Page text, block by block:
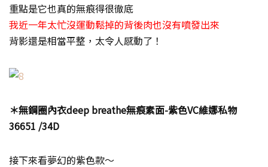
重點是它也真的無痕得很徹底
我近一年太忙沒運動鬆掉的背後肉也沒有噴發出來
背影還是相當平整，太令人感動了！
＊無鋼圈內衣deep breathe無痕素面-紫色VC維娜私物
36651 /34D
接下來看夢幻的紫色款～